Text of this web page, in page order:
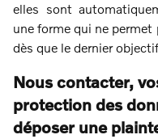
elles sont
une forme qui ne
dès que le dernier
Nous contacter,
protection des
déposer une